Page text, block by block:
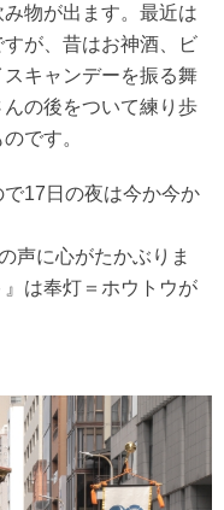
物が出ます。最近は
が、昔はお神酒、ビ
キャンデーを振る舞
の後をついて練り歩
です。
17日の夜は今か今か
声に心がたかぶりま
は奉灯＝ホウトウが